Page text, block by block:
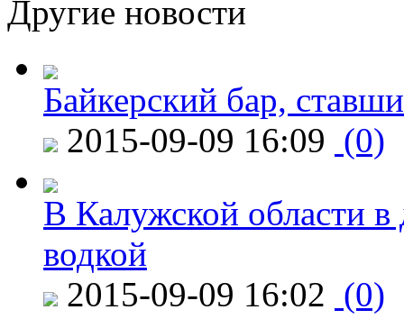
Другие новости
Байкерский бар,
2015-09-09 16:09 (0)
В Калужской области в
водкой
2015-09-09 16:02 (0)